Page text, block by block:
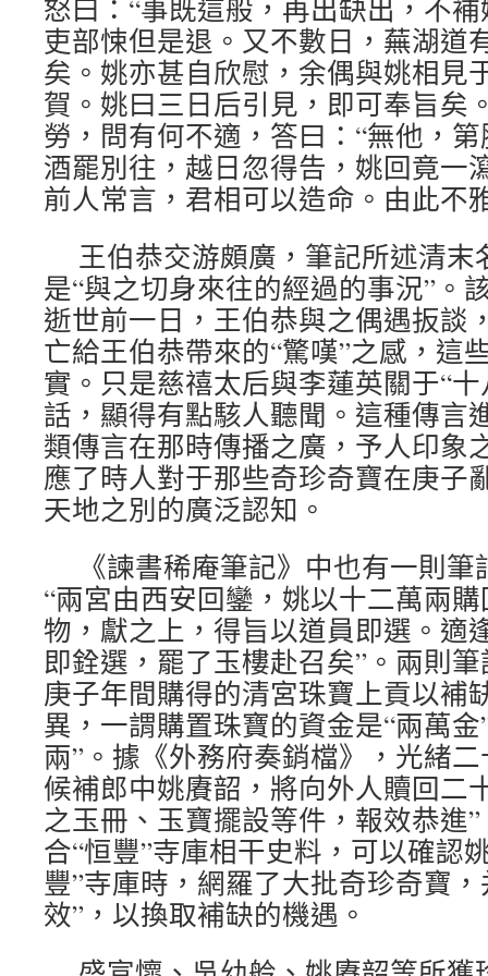
怒曰：“事既這般，再出缺出，不
吏部悚但是退。又不數日，蕪湖道
矣。姚亦甚自欣慰，余偶與姚相見
賀。姚曰三日后引見，即可奉旨矣
勞，問有何不適，答曰：“無他，
酒罷別往，越日忽得告，姚回竟一
前人常言，君相可以造命。由此不
王伯恭交游頗廣，筆記所述清
是“與之切身來往的經過的事況”。
逝世前一日，王伯恭與之偶遇扳談
亡給王伯恭帶來的“驚嘆”之感，這
實。只是慈禧太后與李蓮英關于“
話，顯得有點駭人聽聞。這種傳言
類傳言在那時傳播之廣，予人印象
應了時人對于那些奇珍奇寶在庚子
天地之別的廣泛認知。
《諫書稀庵筆記》中也有一則
“兩宮由西安回鑾，姚以十二萬兩
物，獻之上，得旨以道員即選。適
即銓選，罷了玉樓赴召矣”。兩則
庚子年間購得的清宮珠寶上貢以補
異，一謂購置珠寶的資金是“兩萬
兩”。據《外務府奏銷檔》，光緒
候補郎中姚賡韶，將向外人贖回二
之玉冊、玉寶擺設等件，報效恭進
合“恒豐”寺庫相干史料，可以確認
豐”寺庫時，網羅了大批奇珍奇寶
效”，以換取補缺的機遇。